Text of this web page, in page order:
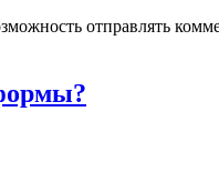
отправлять